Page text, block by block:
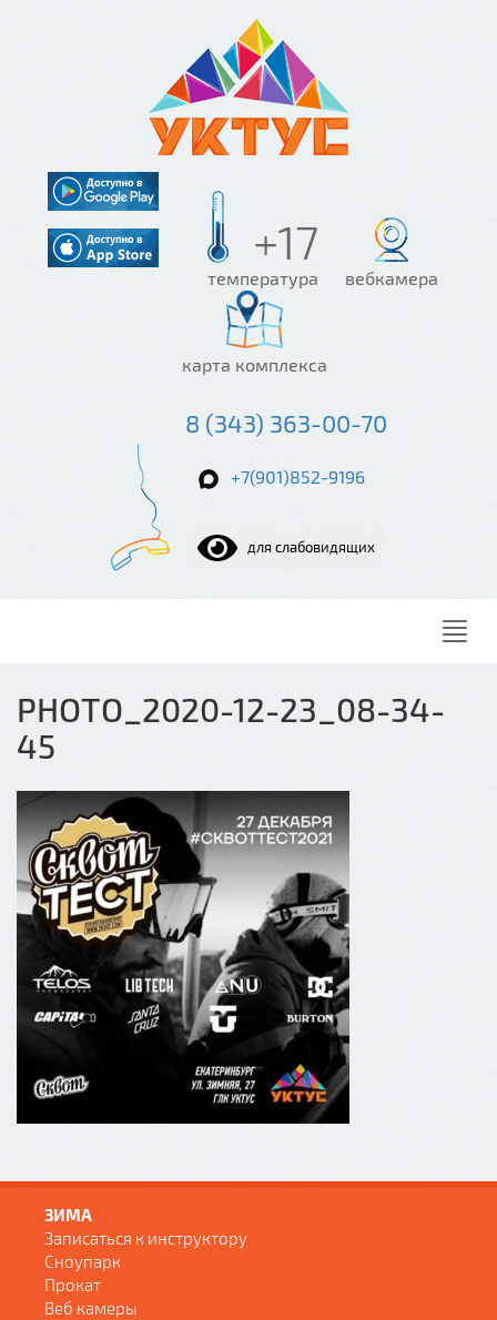
+17
температура вебкамера
карта комплекса
8 (343) 363-00-70
+7(901)852-9196
для слабовидящих
PHOTO_2020-12-23_08-34-
45
ЗИМА
Записаться к инструктору
Сноупарк
Прокат
Веб камеры